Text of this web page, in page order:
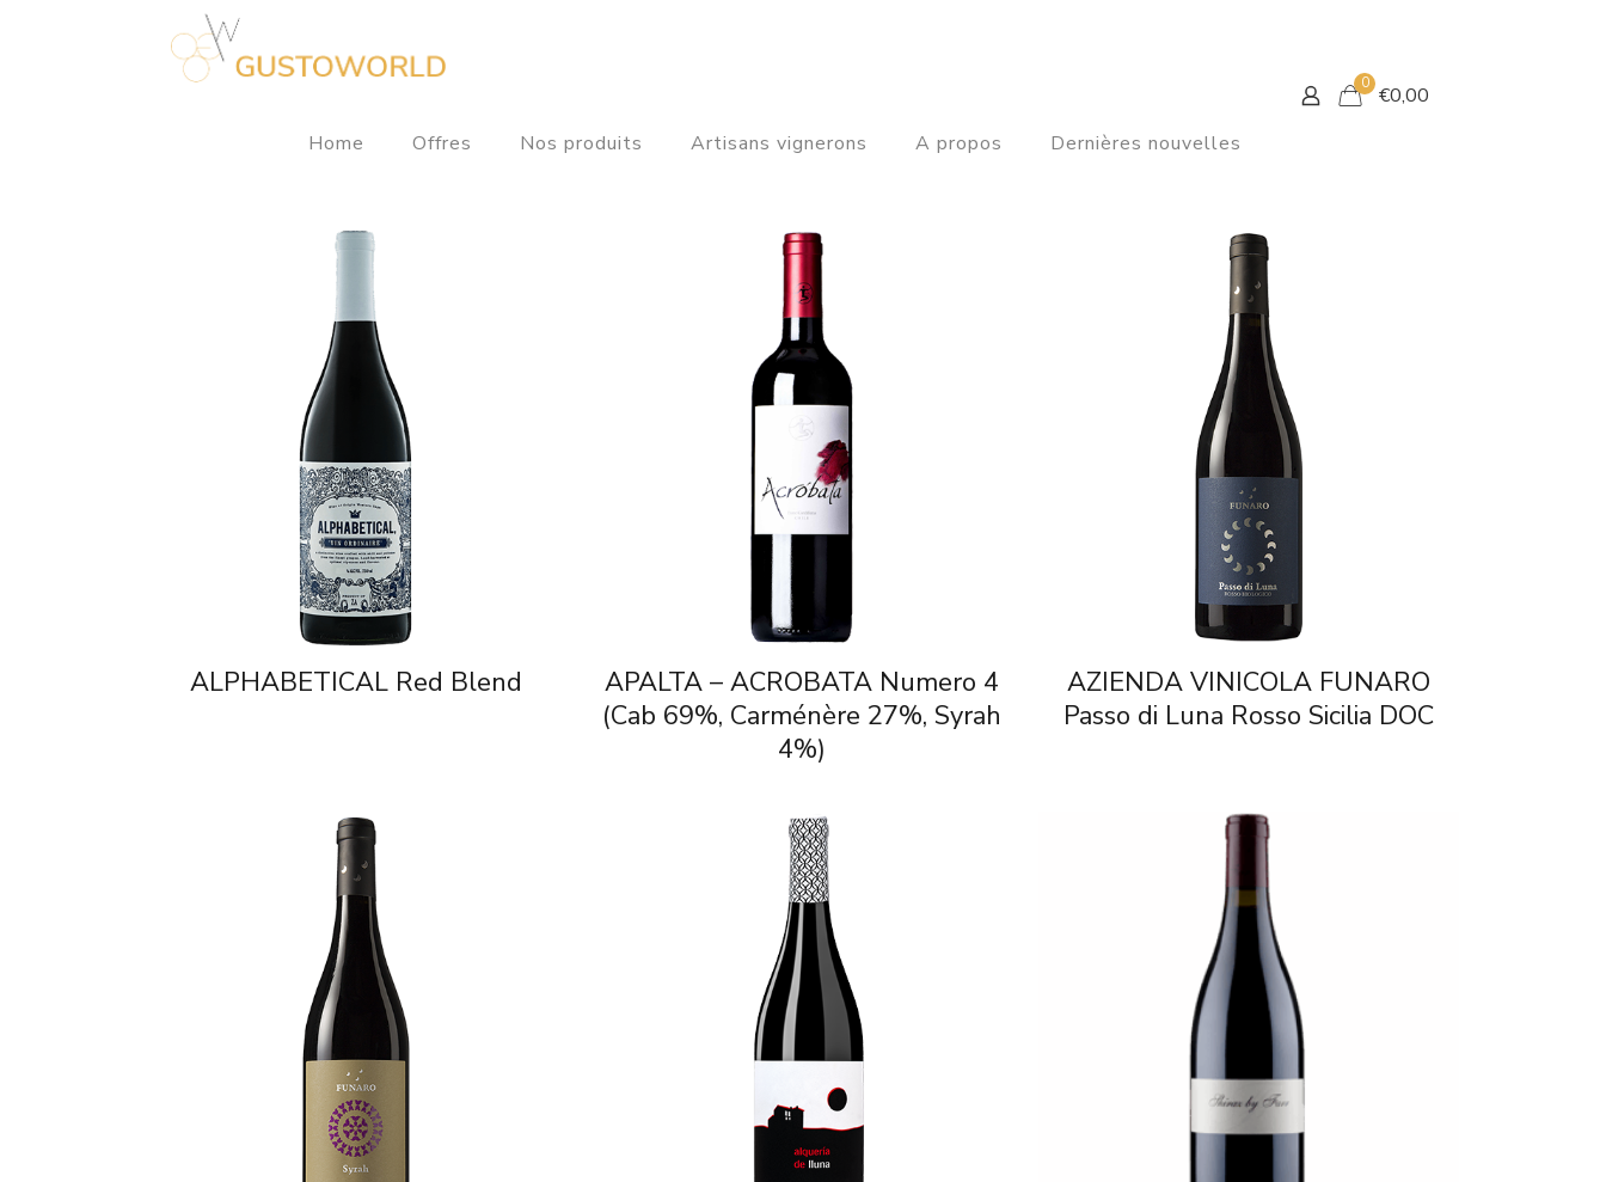
Home Offres Nos produits Artisans vignerons A propos Dernières nouvelles
0 €0,00
ALPHABETICAL Red Blend
APALTA – ACROBATA Numero 4
(Cab 69%, Carménère 27%, Syrah
4%)
AZIENDA VINICOLA FUNARO
Passo di Luna Rosso Sicilia DOC